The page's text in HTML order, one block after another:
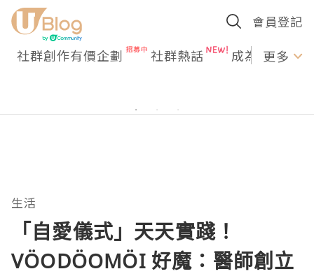
會員登記
社群創作有價企劃 社群熱話 成為U更多
生活
「自愛儀式」天天實踐！
VÖODÖOMÖI 好魔：醫師創立